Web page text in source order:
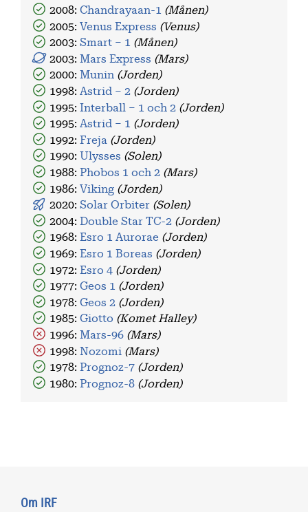
2008:Chandrayaan-1 (Månen)
2005:Venus Express (Venus)
2003:Smart – 1 (Månen)
2003:Mars Express (Mars)
2000: Munin (Jorden)
1998: Astrid – 2 (Jorden)
1995:Interball – 1 och 2 (Jorden)
1995: Astrid – 1 (Jorden)
1992:Freja (Jorden)
1990: Ulysses (Solen)
1988:Phobos 1 och 2 (Mars)
1986:Viking (Jorden)
2020:Solar Orbiter (Solen)
2004:Double Star TC-2 (Jorden)
1968: Esro 1 Aurorae (Jorden)
1969:Esro 1 Boreas (Jorden)
1972:Esro 4 (Jorden)
1977:Geos 1 (Jorden)
1978:Geos 2 (Jorden)
1985:Giotto (Komet Halley)
1996:Mars-96 (Mars)
1998:Nozomi (Mars)
1978: Prognoz-7 (Jorden)
1980:Prognoz-8 (Jorden)
Om IRF